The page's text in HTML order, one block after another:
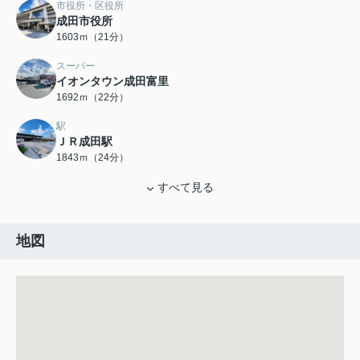
市役所・区役所
成田市役所
1603ｍ（21分）
スーパー
イオンタウン成田富里
1692ｍ（22分）
駅
ＪＲ成田駅
1843ｍ（24分）
すべて見る
地図